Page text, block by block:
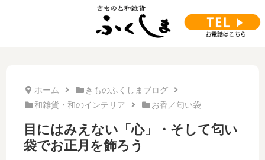
ホーム
きものふくしまブログ
和雑貨・和のインテリア
お香／匂い袋
目にはみえない「心」・そして匂い
袋でお正月を飾ろう